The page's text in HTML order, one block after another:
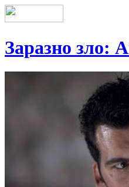
Заразно зло: